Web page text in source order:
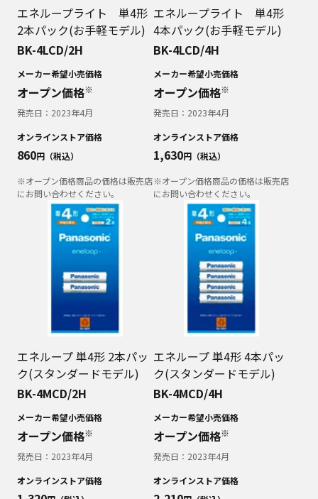
エネループライト 単4形
2本パック(お手軽モデル)
BK-4LCD/2H
メーカー希望小売価格
オープン価格※
発売日： 2023年4月
オンラインストア価格
860円（税込）
※オープン価格商品の価格は販売店
にお問い合わせください。
エネループライト 単4形
4本パック(お手軽モデル)
BK-4LCD/4H
メーカー希望小売価格
オープン価格※
発売日： 2023年4月
オンラインストア価格
1,630円（税込）
※オープン価格商品の価格は販売店
にお問い合わせください。
エネループ 単4形 2本パッ
ク(スタンダードモデル)
BK-4MCD/2H
メーカー希望小売価格
オープン価格※
発売日： 2023年4月
オンラインストア価格
エネループ 単4形 4本パッ
ク(スタンダードモデル)
BK-4MCD/4H
メーカー希望小売価格
オープン価格※
発売日： 2023年4月
オンラインストア価格